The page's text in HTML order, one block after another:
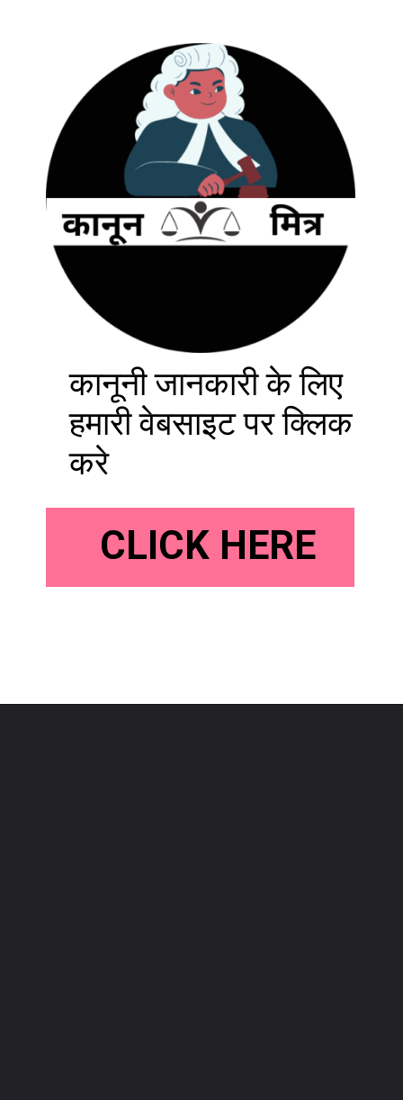
कानूनी जानकारी के लिए
हमारी वेबसाइट पर क्लिक
करे
CLICK HERE